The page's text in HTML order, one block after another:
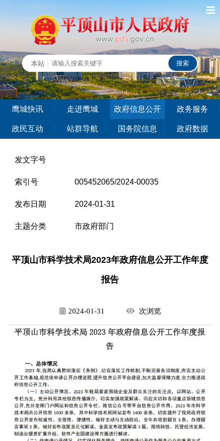
鹰城快讯 走进鹰城 政府信息公开 政务服务
政民互动 站群导航 国务院信息 政府数据
发文字号
索引号 005452065/2024-00035
发布日期 2024-01-31
主题分类 市政府部门
平顶山市科学技术局2023年政府信息公开工作年度
报告
2024-01-31 次浏览